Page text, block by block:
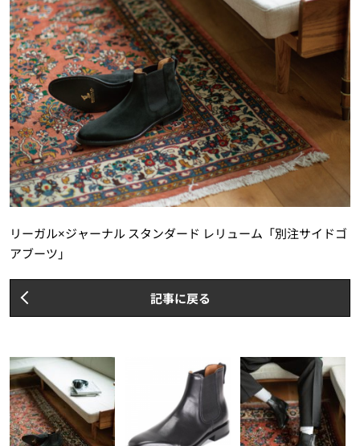
リーガル×ジャーナル スタンダード レリューム「別注サイドゴ
アブーツ」
記事に戻る